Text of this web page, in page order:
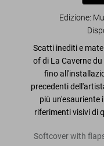
Edizione:
Scatti inediti e
of di La Caverne
fino
precedenti
più un'esauriente
riferimenti visivi di
Softcover with